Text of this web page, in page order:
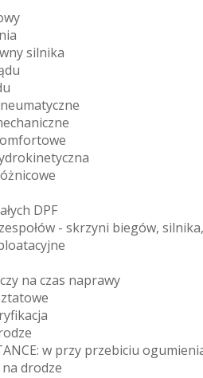
silnika
DPF
- skrzyni biegów,
na czas naprawy
w przy przebiciu
drodze